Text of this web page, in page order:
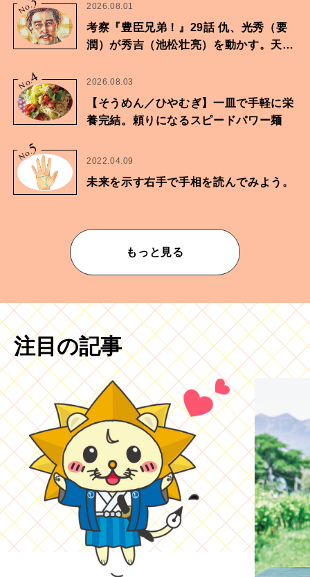
No. 2026.08.01
考察『豊臣兄弟！』29話 仇、光秀（要
潤）が秀吉（池松壮亮）を動かす。天下
No.
4 2026.08.03
【そうめん／ひやむぎ】一皿で手軽に栄
養完結。頼りになるスピードパワー麺
No.5
2022.04.09
未来を示す右手で手相を読んでみよう。
もっと見る
注目の記事